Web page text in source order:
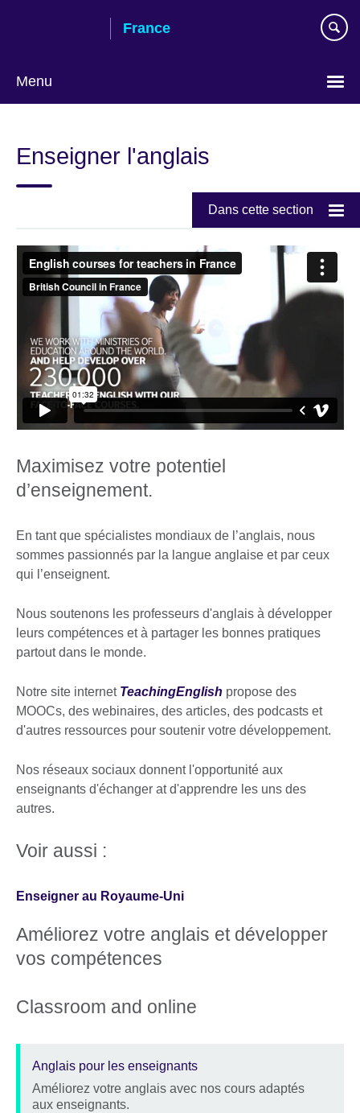
France
Menu
language
Enseigner l'anglais
Dans cette section
Maximisez votre potentiel
d’enseignement.
En tant que spécialistes mondiaux de l’anglais, nous
sommes passionnés par la langue anglaise et par ceux
qui l’enseignent.
Nous soutenons les professeurs d'anglais à développer
leurs compétences et à partager les bonnes pratiques
partout dans le monde.
Notre site internet TeachingEnglish propose des
MOOCs, des webinaires, des articles, des podcasts et
d'autres ressources pour soutenir votre développement.
Nos réseaux sociaux donnent l'opportunité aux
enseignants d'échanger at d'apprendre les uns des
autres.
Voir aussi :
Enseigner au Royaume-Uni
Améliorez votre anglais et développer
vos compétences
Classroom and online
Anglais pour les enseignants
Description
Améliorez votre anglais avec nos cours adaptés
aux enseignants.